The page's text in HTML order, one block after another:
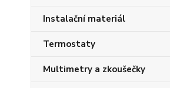
Instalační materiál
Termostaty
Multimetry a zkoušečky